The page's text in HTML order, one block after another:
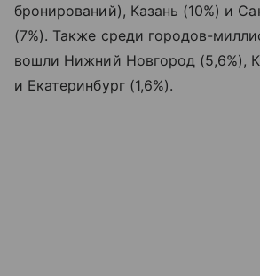
бронирований), Казань (10%) и
(7%). Также среди городов-
вошли Нижний Новгород (5,6%),
и Екатеринбург (1,6%).